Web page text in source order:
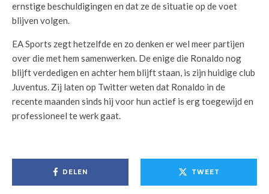
ernstige beschuldigingen en dat ze de situatie op de voet
blijven volgen.
EA Sports zegt hetzelfde en zo denken er wel meer partijen
over die met hem samenwerken. De enige die Ronaldo nog
blijft verdedigen en achter hem blijft staan, is zijn huidige club
Juventus. Zij laten op Twitter weten dat Ronaldo in de
recente maanden sinds hij voor hun actief is erg toegewijd en
professioneel te werk gaat.
DELEN TWEET